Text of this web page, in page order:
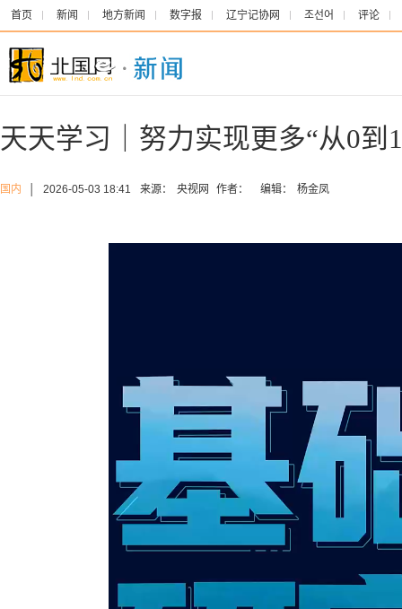
首页 新闻 地方新闻 数字报 辽宁记协网 조선어 评论
天天学习｜努力实现更多“从0到
国内 2026-05-03 18:41 来源： 央视网 作者： 编辑： 杨金凤